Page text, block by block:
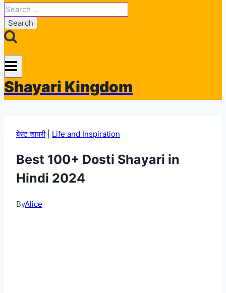
Search
for:
Shayari Kingdom
बेस्ट शायरी| Life and Inspiration
Best 100+ Dosti Shayari in
Hindi 2024
ByAlice